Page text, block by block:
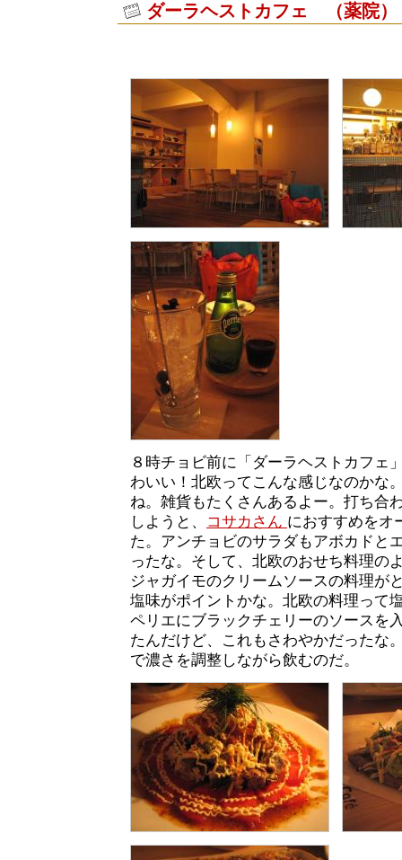
ダーラヘストカフェ （薬院）
８時チョビ前に「ダーラヘストカフェ
わいい！北欧ってこんな感じなのかな
ね。雑貨もたくさんあるよー。打ち合
しようと、
コサカさん におすすめをオ
た。アンチョビのサラダもアボカドと
ったな。そして、北欧のおせち料理の
ジャガイモのクリームソースの料理が
塩味がポイントかな。北欧の料理って
ペリエにブラックチェリーのソースを
たんだけど、これもさわやかだったな
で濃さを調整しながら飲むのだ。